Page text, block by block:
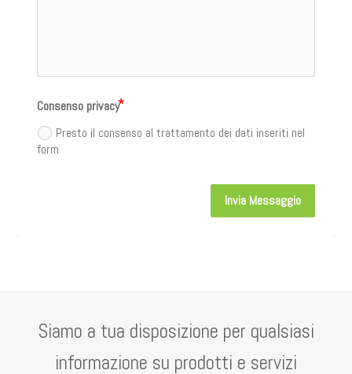
Consenso privacy
Presto il consenso al trattamento dei dati inseriti nel
form
Invia Messaggio
Siamo a tua disposizione per qualsiasi
informazione su prodotti e servizi